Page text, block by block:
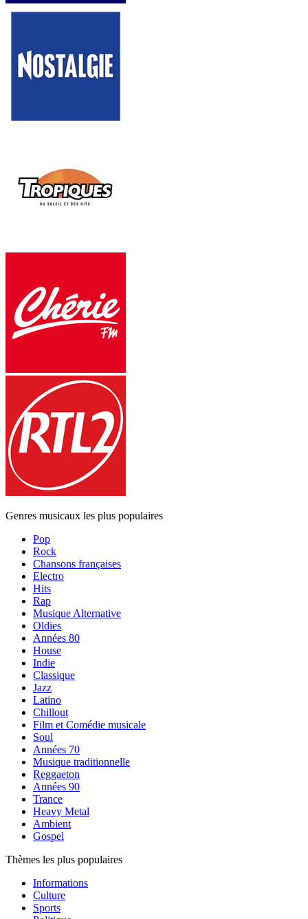
Genres musicaux les plus populaires
Pop
Rock
Chansons françaises
Electro
Hits
Rap
Musique Alternative
Oldies
Années 80
House
Indie
Classique
Jazz
Latino
Chillout
Film et Comédie musicale
Soul
Années 70
Musique traditionnelle
Reggaeton
Années 90
Trance
Heavy Metal
Ambient
Gospel
Thèmes les plus populaires
Informations
Culture
Sports